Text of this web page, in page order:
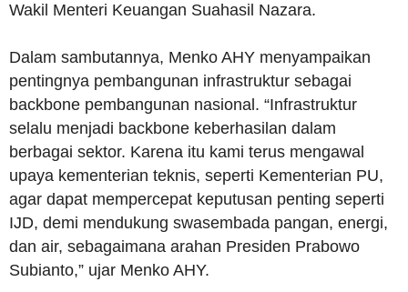
Wakil Menteri Keuangan Suahasil Nazara.
Dalam sambutannya, Menko AHY menyampaikan
pentingnya pembangunan infrastruktur sebagai
backbone pembangunan nasional. “Infrastruktur
selalu menjadi backbone keberhasilan dalam
berbagai sektor. Karena itu kami terus mengawal
upaya kementerian teknis, seperti Kementerian PU,
agar dapat mempercepat keputusan penting seperti
IJD, demi mendukung swasembada pangan, energi,
dan air, sebagaimana arahan Presiden Prabowo
Subianto,” ujar Menko AHY.